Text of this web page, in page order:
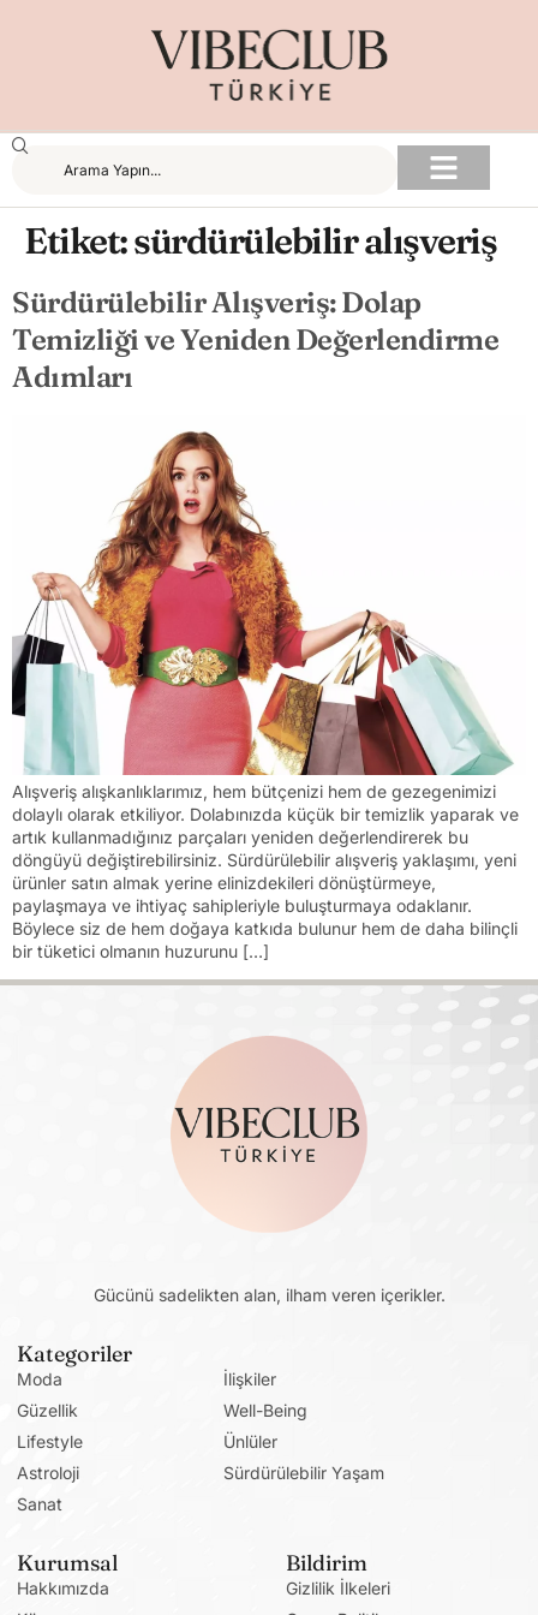
Etiket:sürdürülebilir alışveriş
Sürdürülebilir Alışveriş: Dolap
Temizliği ve Yeniden Değerlendirme
Adımları
Alışveriş alışkanlıklarımız, hem bütçenizi hem de gezegenimizi
dolaylı olarak etkiliyor. Dolabınızda küçük bir temizlik yaparak ve
artık kullanmadığınız parçaları yeniden değerlendirerek bu
döngüyü değiştirebilirsiniz. Sürdürülebilir alışveriş yaklaşımı, yeni
ürünler satın almak yerine elinizdekileri dönüştürmeye,
paylaşmaya ve ihtiyaç sahipleriyle buluşturmaya odaklanır.
Böylece siz de hem doğaya katkıda bulunur hem de daha bilinçli
bir tüketici olmanın huzurunu […]
Gücünü sadelikten alan, ilham veren içerikler.
Kategoriler
Moda
Güzellik
Lifestyle
Astroloji
Sanat
İlişkiler
Well-Being
Ünlüler
Sürdürülebilir Yaşam
Kurumsal
Hakkımızda
Bildirim
Gizlilik İlkeleri